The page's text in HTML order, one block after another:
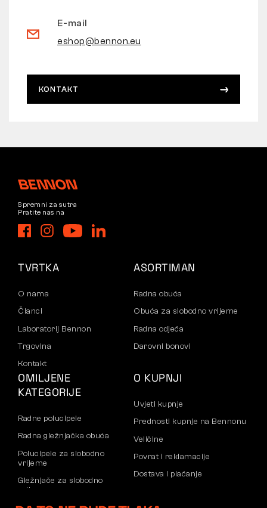
E-mail
eshop@bennon.eu
KONTAKT
Spremni za sutra
Pratite nas na
TVRTKA
O nama
Članci
Laboratorij Bennon
Trgovina
Kontakt
ASORTIMAN
Radna obuća
Obuća za slobodno vrijeme
Radna odjeća
Darovni bonovi
OMILJENE
KATEGORIJE
Radne polucipele
Radna gležnjačka obuća
Polucipele za slobodno
vrijeme
Gležnjače za slobodno
vrijeme
O KUPNJI
Uvjeti kupnje
Prednosti kupnje na Bennonu
Veličine
Povrat i reklamacije
Dostava i plaćanje